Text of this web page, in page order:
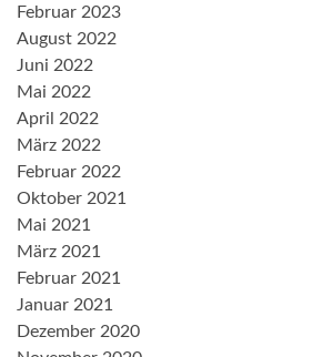
Februar 2023
August 2022
Juni 2022
Mai 2022
April 2022
März 2022
Februar 2022
Oktober 2021
Mai 2021
März 2021
Februar 2021
Januar 2021
Dezember 2020